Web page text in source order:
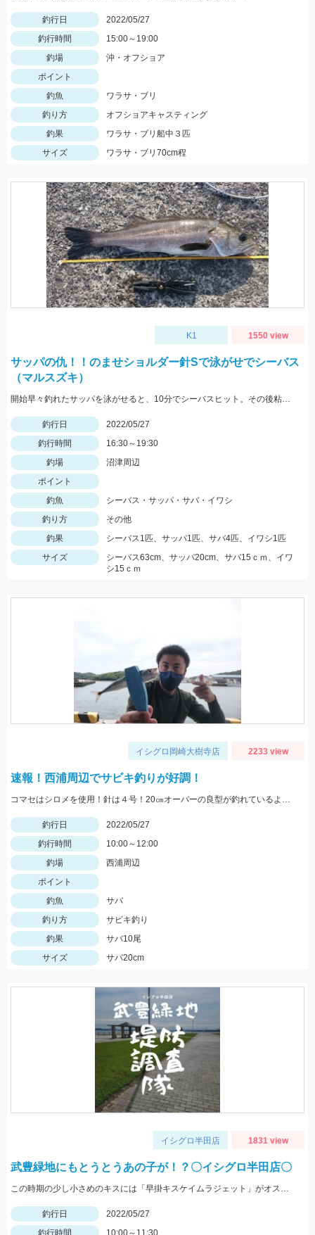
釣行日
2022/05/27
釣行時間
15:00～19:00
釣場
沖・オフショア
ポイント
釣魚
ワラサ・ブリ
釣り方
オフショアキャスティング
釣果
ワラサ・ブリ船中３匹
サイズ
ワラサ・ブリ70cm程
K1 1550 view
サッパの仇！！のませショルダー針Sで泳がせでシーバス
（マルスズキ）
開始早々釣れたサッパを泳がせると、10分でシーバスヒット。その後粘るも肝心のアオリイカが釣れない。
釣行日
2022/05/27
釣行時間
16:30～19:30
釣場
沼津周辺
ポイント
釣魚
シーバス・サッパ・サバ・イワシ
釣り方
その他
釣果
シーバス1匹、サッパ1匹、サバ4匹、イワシ1匹
サイズ
シーバス63cm、サッパ20cm、サバ15ｃｍ、イワ
シ15ｃｍ
イシグロ岡崎大樹寺店 2233 view
速報！西浦周辺でサビキ釣りが好調！
コマセはシロメを使用！針は４号！20㎝オーバーの良型が釣れているようです！
釣行日
2022/05/27
釣行時間
10:00～12:00
釣場
西浦周辺
ポイント
釣魚
サバ
釣り方
サビキ釣り
釣果
サバ10尾
サイズ
サバ20cm
イシグロ半田店 1831 view
武豊緑地にもとうとうあの子が！？〇イシグロ半田店〇
この時期の少し小さめのキスには「早掛キスケイムラジェット」がオススメ！ 武豊緑地でも小型ですがキスが釣れ始めました！皆さんも是非、チャレンジしてみてください！！
釣行日
2022/05/27
釣行時間
10:00～11:30